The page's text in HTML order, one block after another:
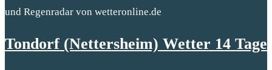
und Regenradar von wetteronline.de
Tondorf (Nettersheim) Wetter 14 Tage